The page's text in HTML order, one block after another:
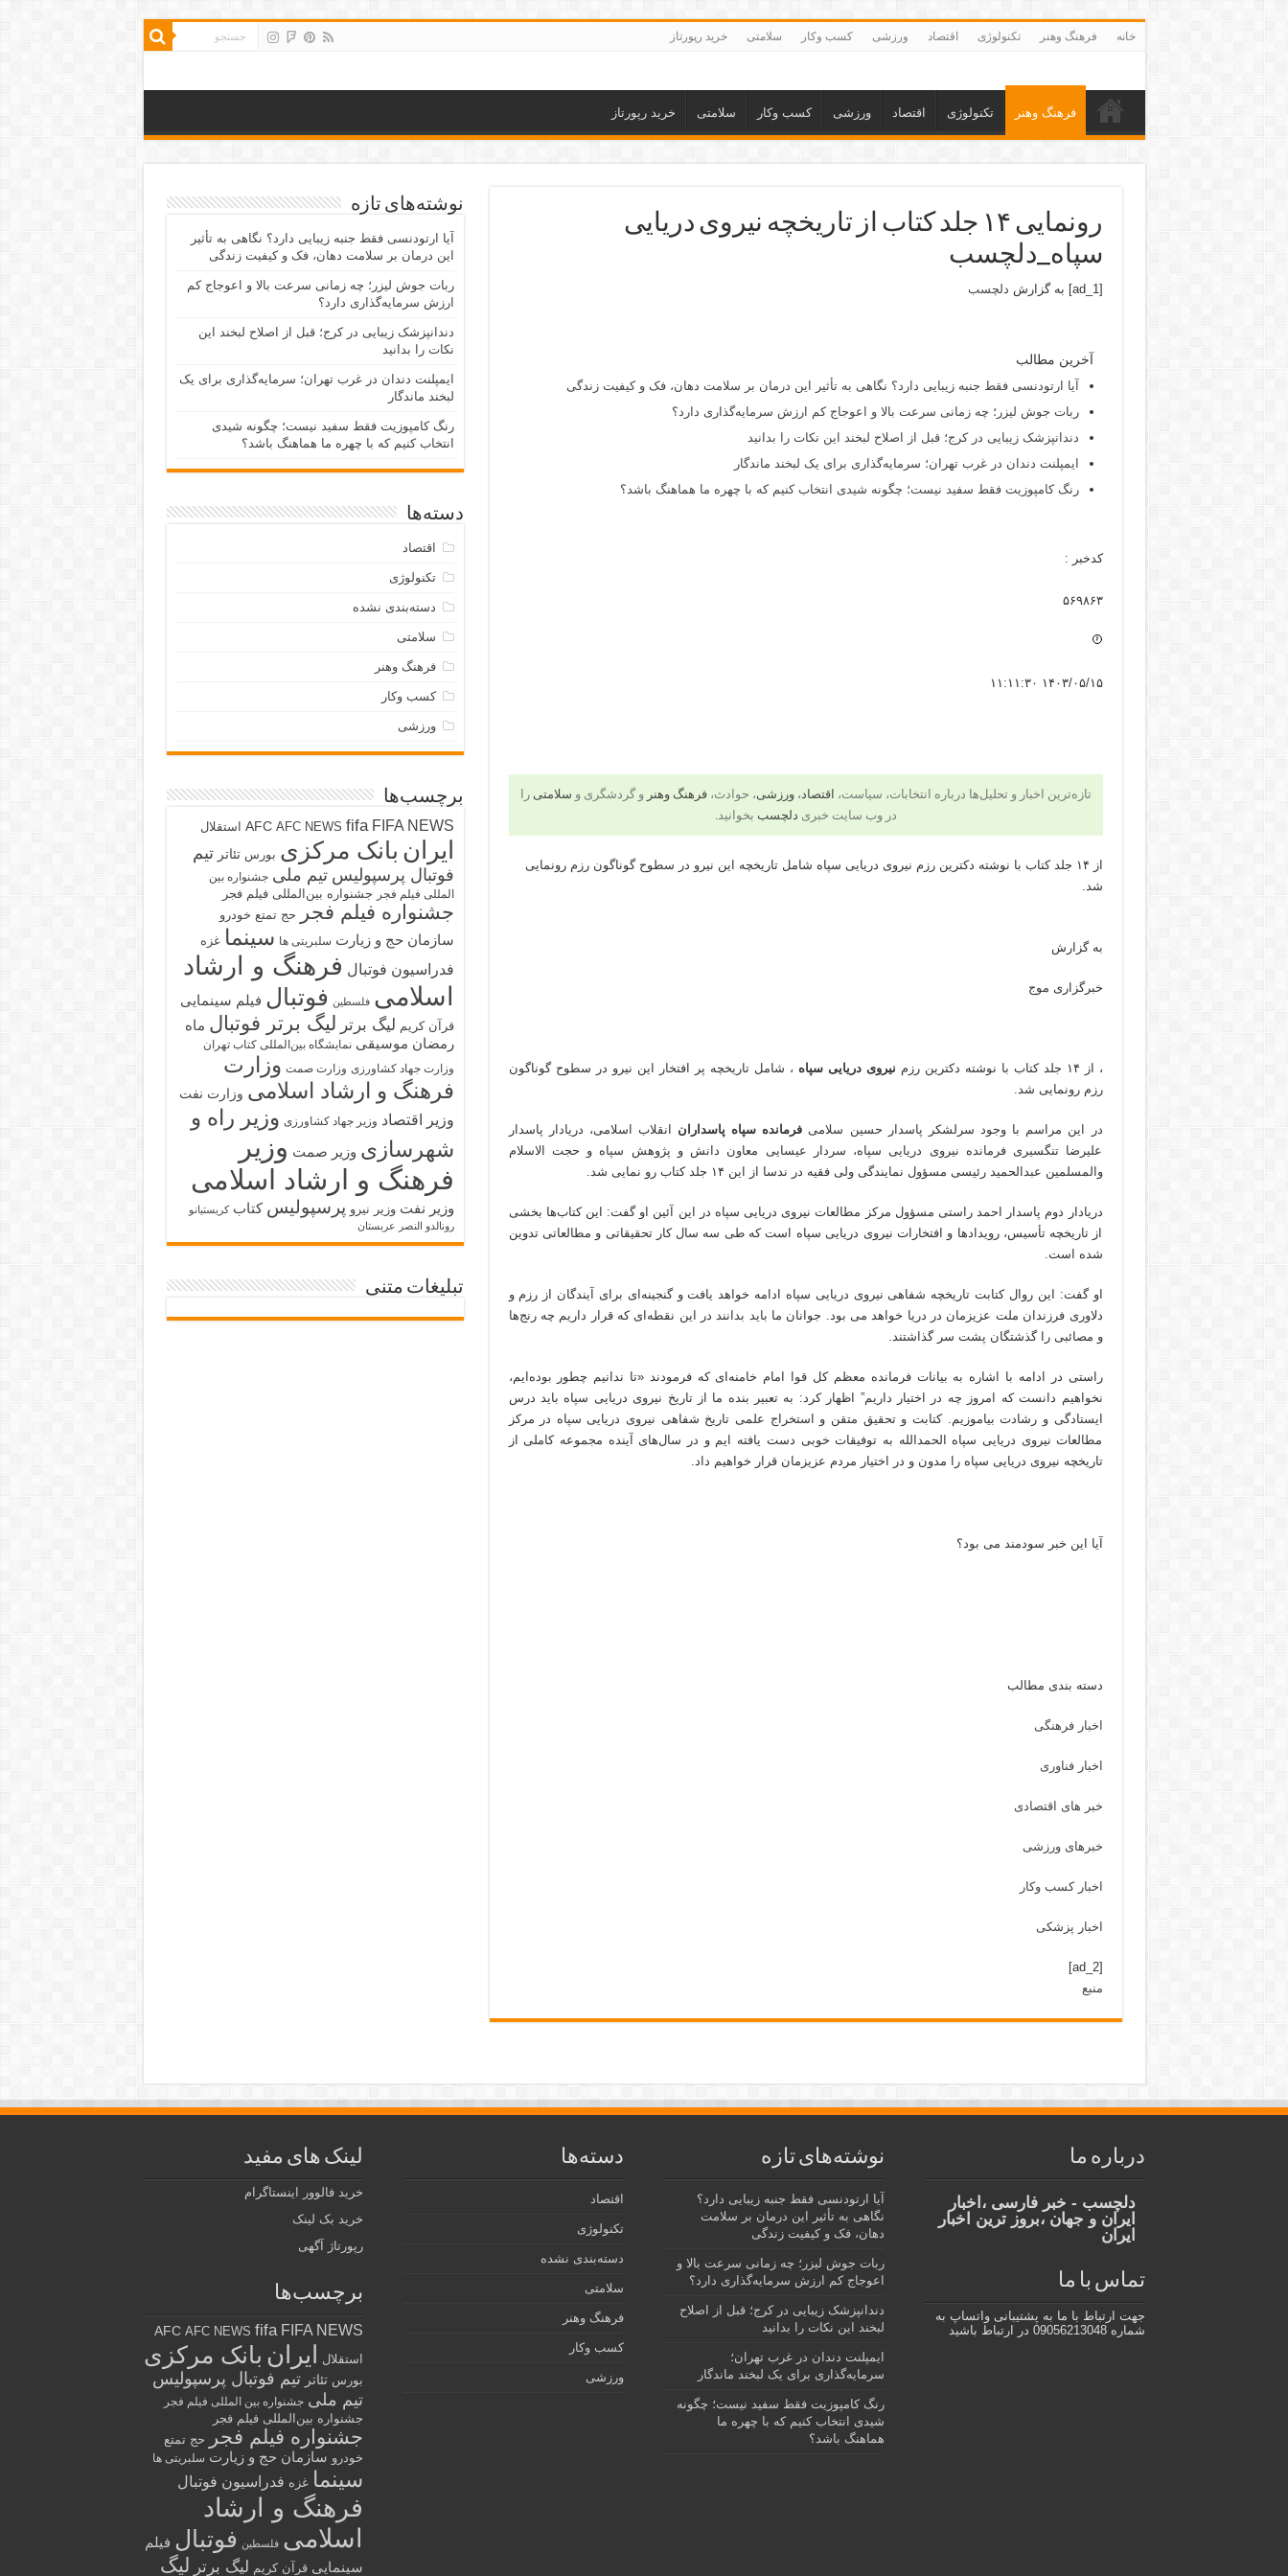
خانه فرهنگ وهنر تکنولوژی اقتصاد ورزشی کسب وکار سلامتی خرید رپورتاز
فرهنگ وهنر تکنولوژی اقتصاد ورزشی کسب وکار سلامتی خرید رپورتاز
رونمایی ۱۴ جلد کتاب از تاریخچه نیروی دریایی
سپاه_دلچسب
[ad_1] به گزارش دلچسب
آخرین مطالب
آیا ارتودنسی فقط جنبه زیبایی دارد؟ نگاهی به تأثیر این درمان بر سلامت دهان، فک و کیفیت زندگی
ربات جوش لیزر؛ چه زمانی سرعت بالا و اعوجاج کم ارزش سرمایه‌گذاری دارد؟
دندانپزشک زیبایی در کرج؛ قبل از اصلاح لبخند این نکات را بدانید
ایمپلنت دندان در غرب تهران؛ سرمایه‌گذاری برای یک لبخند ماندگار
رنگ کامپوزیت فقط سفید نیست؛ چگونه شیدی انتخاب کنیم که با چهره ما هماهنگ باشد؟
کدخبر :
۵۶۹۸۶۳
۱۴۰۳/۰۵/۱۵ ۱۱:۱۱:۳۰
تازه‌ترین اخبار و تحلیل‌ها درباره انتخابات، سیاست، اقتصاد،ورزشی، حوادث،فرهنگ وهنر و گردشگری و سلامتی را
در وب سایت خبری دلچسب بخوانید.
از ۱۴ جلد کتاب با نوشته دکترین رزم نیروی دریایی سپاه شامل تاریخچه این نیرو در سطوح گوناگون رزم رونمایی
شد.
به گزارش
خبرگزاری موج
، از ۱۴ جلد کتاب با نوشته دکترین رزم نیروی دریایی سپاه ، شامل تاریخچه پر افتخار این نیرو در سطوح گوناگون
رزم رونمایی شد.
در این مراسم با وجود سرلشکر پاسدار حسین سلامی فرمانده سپاه پاسداران انقلاب اسلامی، دریادار پاسدار
علیرضا تنگسیری فرمانده نیروی دریایی سپاه، سردار عیسایی معاون دانش و پژوهش سپاه و حجت الاسلام
والمسلمین عبدالحمید رئیسی مسؤول نمایندگی ولی فقیه در ندسا از این ۱۴ جلد کتاب رو نمایی شد.
دریادار دوم پاسدار احمد راستی مسؤول مرکز مطالعات نیروی دریایی سپاه در این آئین او گفت: این کتاب‌ها بخشی
از تاریخچه تأسیس، رویدادها و افتخارات نیروی دریایی سپاه است که طی سه سال کار تحقیقاتی و مطالعاتی تدوین
شده است.
او گفت: این روال کتابت تاریخچه شفاهی نیروی دریایی سپاه ادامه خواهد یافت و گنجینه‌ای برای آیندگان از رزم و
دلاوری فرزندان ملت عزیزمان در دریا خواهد می بود. جوانان ما باید بدانند در این نقطه‌ای که قرار داریم چه رنج‌ها
و مصائبی را گذشتگان پشت سر گذاشتند.
راستی در ادامه با اشاره به بیانات فرمانده معظم کل قوا امام خامنه‌ای که فرمودند «تا ندانیم چطور بوده‌ایم،
نخواهیم دانست که امروز چه در اختیار داریم” اظهار کرد: به تعبیر بنده ما از تاریخ نیروی دریایی سپاه باید درس
ایستادگی و رشادت بیاموزیم. کتابت و تحقیق متقن و استخراج علمی تاریخ شفاهی نیروی دریایی سپاه در مرکز
مطالعات نیروی دریایی سپاه الحمدالله به توفیقات خوبی دست یافته‌ ایم و در سال‌های آینده مجموعه کاملی از
تاریخچه نیروی دریایی سپاه را مدون و در اختیار مردم عزیزمان قرار خواهیم داد.
آیا این خبر سودمند می بود؟
دسته بندی مطالب
اخبار فرهنگی
اخبار فناوری
خبر های اقتصادی
خبرهای ورزشی
اخبار کسب وکار
اخبار پزشکی
[ad_2]
منبع
نوشته‌های تازه
آیا ارتودنسی فقط جنبه زیبایی دارد؟ نگاهی به تأثیر
این درمان بر سلامت دهان، فک و کیفیت زندگی
ربات جوش لیزر؛ چه زمانی سرعت بالا و اعوجاج کم
ارزش سرمایه‌گذاری دارد؟
دندانپزشک زیبایی در کرج؛ قبل از اصلاح لبخند این
نکات را بدانید
ایمپلنت دندان در غرب تهران؛ سرمایه‌گذاری برای یک
لبخند ماندگار
رنگ کامپوزیت فقط سفید نیست؛ چگونه شیدی
انتخاب کنیم که با چهره ما هماهنگ باشد؟
دسته‌ها
اقتصاد
تکنولوژی
دسته‌بندی نشده
سلامتی
فرهنگ وهنر
کسب وکار
ورزشی
برچسب‌ها
AFC AFC NEWS fifa FIFA NEWS استقلال
ایران بانک مرکزی بورس تئاتر تیم
فوتبال پرسپولیس تیم ملی جشنواره بین
المللی فیلم فجر جشنواره بین‌المللی فیلم فجر
جشنواره فیلم فجر حج تمتع خودرو
سازمان حج و زیارت سلبریتی ها سینما غزه
فدراسیون فوتبال فرهنگ و ارشاد
اسلامی فلسطین فوتبال فیلم سینمایی
قرآن کریم لیگ برتر لیگ برتر فوتبال ماه
رمضان موسیقی نمایشگاه بین‌المللی کتاب تهران
وزارت جهاد کشاورزی وزارت صمت وزارت
فرهنگ و ارشاد اسلامی وزارت نفت
وزیر اقتصاد وزیر جهاد کشاورزی وزیر راه و
شهرسازی وزیر صمت وزیر
فرهنگ و ارشاد اسلامی
وزیر نفت وزیر نیرو پرسپولیس کتاب کریستیانو
رونالدو النصر عربستان
تبلیغات متنی
درباره ما
دلچسب - خبر فارسی ،اخبار
ایران و جهان ،بروز ترین اخبار
ایران
تماس با ما
جهت ارتباط با ما به پشتیبانی واتساپ به
شماره 09056213048 در ارتباط باشید
نوشته‌های تازه
آیا ارتودنسی فقط جنبه زیبایی دارد؟
نگاهی به تأثیر این درمان بر سلامت
دهان، فک و کیفیت زندگی
ربات جوش لیزر؛ چه زمانی سرعت بالا و
اعوجاج کم ارزش سرمایه‌گذاری دارد؟
دندانپزشک زیبایی در کرج؛ قبل از اصلاح
لبخند این نکات را بدانید
ایمپلنت دندان در غرب تهران؛
سرمایه‌گذاری برای یک لبخند ماندگار
رنگ کامپوزیت فقط سفید نیست؛ چگونه
شیدی انتخاب کنیم که با چهره ما
هماهنگ باشد؟
دسته‌ها
اقتصاد
تکنولوژی
دسته‌بندی نشده
سلامتی
فرهنگ وهنر
کسب وکار
ورزشی
لینک های مفید
خرید فالوور اینستاگرام
خرید بک لینک
رپورتاژ آگهی
برچسب‌ها
AFC AFC NEWS fifa FIFA NEWS
استقلال ایران بانک مرکزی
بورس تئاتر تیم فوتبال پرسپولیس
تیم ملی جشنواره بین المللی فیلم فجر
جشنواره بین‌المللی فیلم فجر
جشنواره فیلم فجر
حج تمتع
خودرو سازمان حج و زیارت سلبریتی ها
سینما غزه فدراسیون فوتبال
فرهنگ و ارشاد
اسلامی فلسطین فوتبال فیلم
سینمایی قرآن کریم لیگ برتر لیگ